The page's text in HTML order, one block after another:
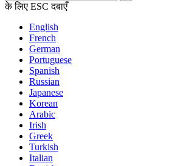
के लिए ESC दबाएँ
English
French
German
Portuguese
Spanish
Russian
Japanese
Korean
Arabic
Irish
Greek
Turkish
Italian